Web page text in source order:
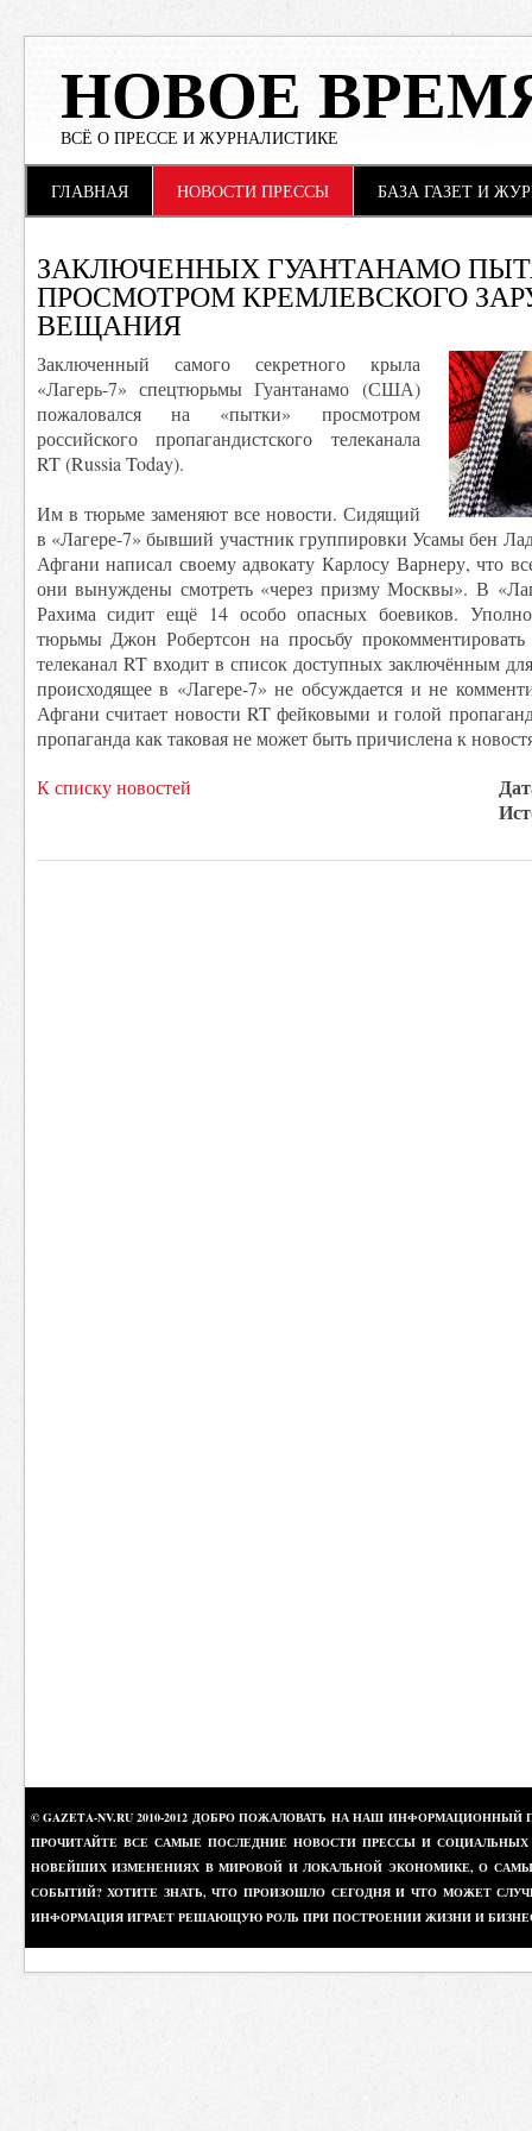
НОВОЕ
ВСЁ О ПРЕССЕ И ЖУРНАЛИСТИКЕ
Main menu
ГЛАВНАЯ НОВОСТИ ПРЕССЫ БАЗА ГАЗЕТ И
ЗАКЛЮЧЕННЫХ ГУАНТАНАМО
ПРОСМОТРОМ КРЕМЛЕВСКОГО
ВЕЩАНИЯ
Заключенный самого секретного крыла
«Лагерь-7» спецтюрьмы Гуантанамо (США)
пожаловался на «пытки» просмотром
российского пропагандистского телеканала
RT (Russia Today).
Им в тюрьме заменяют все новости. Сидящий
в «Лагере-7» бывший участник группировки Усамы бен
Афгани написал своему адвокату Карлосу Варнеру, что
они вынуждены смотреть «через призму Москвы». В
Рахима сидит ещё 14 особо опасных боевиков.
тюрьмы Джон Робертсон на просьбу
телеканал RT входит в список доступных заключённым
происходящее в «Лагере-7» не обсуждается и не
Афгани считает новости RT фейковыми и голой
пропаганда как таковая не может быть причислена к
К списку новостей
© GAZETA-NV.RU 2010-2012 ДОБРО ПОЖАЛОВАТЬ НА НАШ
ПРОЧИТАЙТЕ ВСЕ САМЫЕ ПОСЛЕДНИЕ НОВОСТИ ПРЕССЫ И
НОВЕЙШИХ ИЗМЕНЕНИЯХ В МИРОВОЙ И ЛОКАЛЬНОЙ ЭКОНОМИКЕ, О
СОБЫТИЙ? ХОТИТЕ ЗНАТЬ, ЧТО ПРОИЗОШЛО СЕГОДНЯ И ЧТО МОЖЕТ
ИНФОРМАЦИЯ ИГРАЕТ РЕШАЮЩУЮ РОЛЬ ПРИ ПОСТРОЕНИИ ЖИЗНИ И